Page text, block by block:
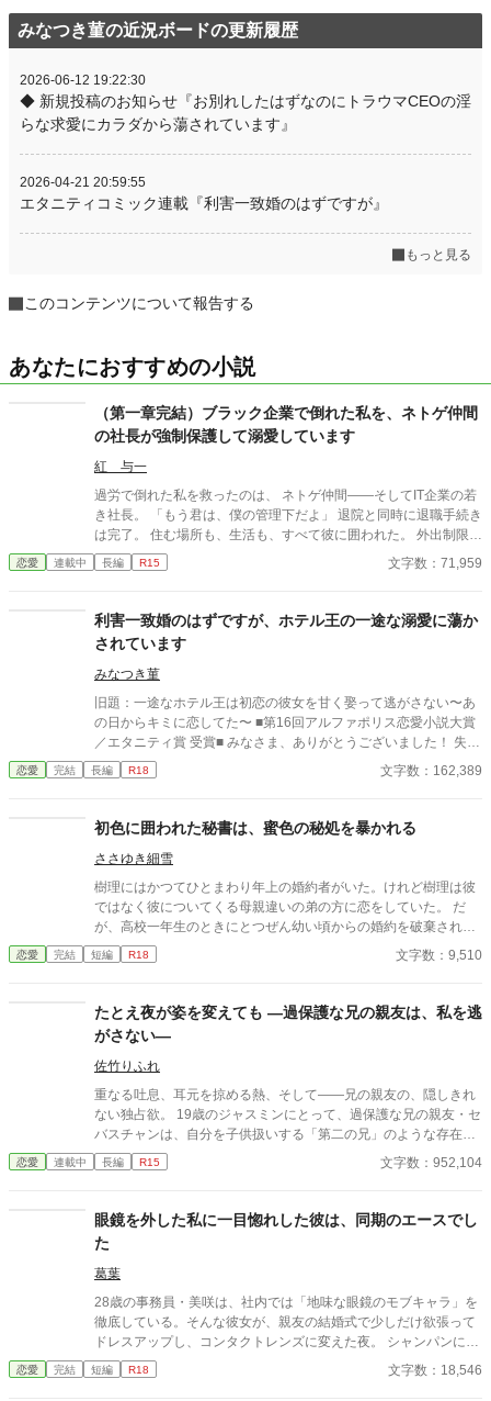
みなつき菫の近況ボードの更新履歴
2026-06-12 19:22:30
◆ 新規投稿のお知らせ『お別れしたはずなのにトラウマCEOの淫
らな求愛にカラダから蕩されています』
2026-04-21 20:59:55
エタニティコミック連載『利害一致婚のはずですが』
もっと見る
このコンテンツについて報告する
あなたにおすすめの小説
（第一章完結）ブラック企業で倒れた私を、ネトゲ仲間
の社長が強制保護して溺愛しています
紅 与一
過労で倒れた私を救ったのは、 ネトゲ仲間――そしてIT企業の若
き社長。 「もう君は、僕の管理下だよ」 退院と同時に退職手続き
は完了。 住む場所も、生活も、すべて彼に囲われた。 外出制限、
健康管理、過保護な独占欲。 甘くて危険な“保護生活”の中で、 私
は少しずつ彼に心を奪われていく――。 元社畜OL×執着気味の溺
恋愛 連載中 長編 R15 文字数：71,959
利害一致婚のはずですが、ホテル王の一途な溺愛に蕩か
されています
みなつき菫
旧題：一途なホテル王は初恋の彼女を甘く娶って逃がさない〜あ
の日からキミに恋してた〜 ■第16回アルファポリス恋愛小説大賞
／エタニティ賞 受賞■ みなさま、ありがとうございました！ 失恋
した夜に親友から誘われたのは、シンガポールの最高級ホテルで
おこなわれる、年収ウン千万以上男性限定の婚活パーティー。
麗なスマートで優しい王子様。 訳ありの彼から、お互い幸せにな
だ』 シンガポールの甘く淫らな一夜から、全てははじまる.⁠｡⁠*⁠♡
だけど、はじまった毎夜甘く求められる新婚生活で、彼に秘密が
あることを知って――。 え……？ 好きな人がいる……？ ――利
害一致というのは、誰かの代わりだったの？ ■2023/2/3 TL版完
ます。 ■2022/7月 エタニティランキング１位ありがとうございま
の多少のズレがあるかと思いますが、ご了承ください。 ｡.ꕤ‿‿‿‿
‿‿‿‿‿‿‿‿‿‿‿‿‿‿ꕤ.｡
恋愛 完結 長編 R18 文字数：162,389
初色に囲われた秘書は、蜜色の秘処を暴かれる
ささゆき細雪
樹理にはかつてひとまわり年上の婚約者がいた。けれど樹理は彼
ではなく彼についてくる母親違いの弟の方に恋をしていた。 だ
が、高校一年生のときにとつぜん幼い頃からの婚約を破棄され、
兄弟と逢うこともなくなってしまう。 あれから十年、中小企業の
社長をしている父親の秘書として結婚から逃げるように働いてい
なって、専属秘書にご指名ですか！？ これは、両片想いでゆるふ
わオフィスラブなひしょひしょばなし。 ※ムーンライトノベルズ
で開催された「昼と夜の勝負服企画」参加作品です。他サイトに
も掲載中。 「Grand Duo * グラン・デュオ ―シューベルトは初
恋花嫁を諦めない―」で当て馬だった紡の弟が今回のヒーローで
す（未読でもぜんぜん問題ないです）。
恋愛 完結 短編 R18 文字数：9,510
たとえ夜が姿を変えても ―過保護な兄の親友は、私を逃
がさない―
佐竹りふれ
重なる吐息、耳元を掠める熱、そして——兄の親友の、隠しきれ
ない独占欲。 19歳のジャスミンにとって、過保護な兄の親友・セ
バスチャンは、自分を子供扱いする「第二の兄」のような存在だ
った。 しかし、初めてのパーティーの夜、その関係は一変する。
突然降ってきた、深く、すべてを奪うような口づけ。 「焦らず、
ン。 けれど、彼の言う「ゆっくり」は、翌朝には早くも崩れ始め
ていた。 学内の視線、兄の沈黙、そして二人きりのアパート―
―。 外堀が埋まっていくスピードに戸惑いながらも、ジャスミン
は彼が隠し持つ「男」の顔に、抗えない好奇心を抱き始める。
「……どうする？ 俺と一緒に、いけないことするか？」 余裕の仮
面を被るセバスチャンに、あどけない顔で、けれど大胆に踏み込
んでいくジャスミン。 理性を繋ぎ止めようとする彼を、翻弄し、
追い詰めていくのは彼女の方で……。 「ゆっくり」なんて、ただ
の建前。 一度火がついた熱は、誰にも止められない。 兄の親友と
恋愛 連載中 長編 R15 文字数：952,104
眼鏡を外した私に一目惚れした彼は、同期のエースでし
た
葛葉
28歳の事務員・美咲は、社内では「地味な眼鏡のモブキャラ」を
徹底している。そんな彼女が、親友の結婚式で少しだけ欲張って
ドレスアップし、コンタクトレンズに変えた夜。 シャンパンに酔
い、慣れないハイヒールで転倒した美咲を助けたのは、あろうこ
とか同期入社のスター社員・高橋理人だった。眼鏡を外した彼女
恋愛 完結 短編 R18 文字数：18,546